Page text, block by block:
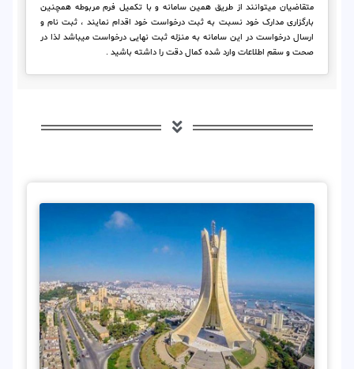
متقاضیان میتوانند از طریق همین سامانه و با تکمیل فرم مربوطه همچنین
بارگزاری مدارک خود نسبت به ثبت درخواست خود اقدام نمایند ، ثبت نام و
ارسال درخواست در این سامانه به منزله ثبت نهایی درخواست میباشد لذا در
صحت و سقم اطلاعات وارد شده کمال دقت را داشته باشید .